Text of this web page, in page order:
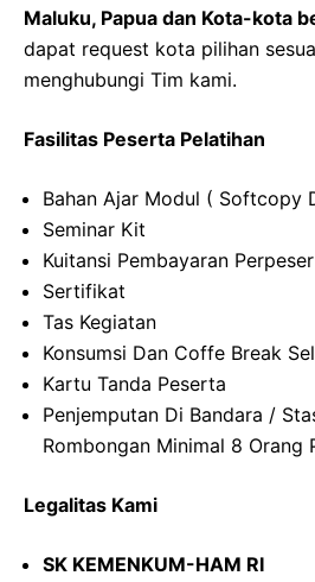
Maluku, Papua dan Kota-kota
dapat request kota pilihan
menghubungi Tim kami.
Fasilitas Peserta Pelatihan
Bahan Ajar Modul ( Softcopy
Seminar Kit
Kuitansi Pembayaran
Sertifikat
Tas Kegiatan
Konsumsi Dan Coffe Break
Kartu Tanda Peserta
Penjemputan Di Bandara /
Rombongan Minimal 8 Orang
Legalitas Kami
SK KEMENKUM-HAM RI